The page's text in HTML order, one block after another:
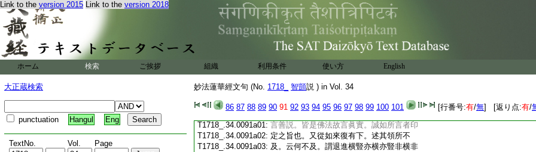
Link to the version 2015 Link to the version 2018
ホーム 検索 ご挨拶 組織 利用条件 使い方 English
大正蔵検索
punctuation Hangul Eng
TextNo. Vol. Page
妙法蓮華經文句 (No. 1718_ 智顗説 ) in Vol. 34
86 87 88 89 90 91 92 93 94 95 96 97 98 99 100 101 [行番号:有/無] [返り点:有/
T1718_.34.0090c19:實功徳。備述其領權領實。明文在此。十三
T1718_.34.0090c20: 偈止是二乘齊教荷恩。教作人譬是佛權功
T1718_.34.0090c21:徳耳。今言都述其周遍領解。始天性結縁。中
T1718_.34.0090c22:
間追誘。終於付財。自微自著無量無邊諸
恩徳也。其文爲二。一略述成。二廣述成。略述
T1718_.34.0090c24:又二。一雙述善哉。二領所不及。雙述者。一
T1718_.34.0090c25:善哉述其兩處領實。一善哉述其兩處領
T1718_.34.0090c26:權。善説如來眞實功徳者。眞實是述實。功
T1718_.34.0090c27:徳是述權。又華嚴之擬宜領實也。三藏之誘
T1718_.34.0090c28:引領權也。方等之體信。般若之領教。倶領
T1718_.34.0091a01: 言善説。皆是佛法故言眞實。誠如所言者印
T1718_.34.0091a02: 定之旨也。又從如來復有下。述其領所不
T1718_.34.0091a03: 及。云何不及。謂退進横豎亦横亦豎非横非